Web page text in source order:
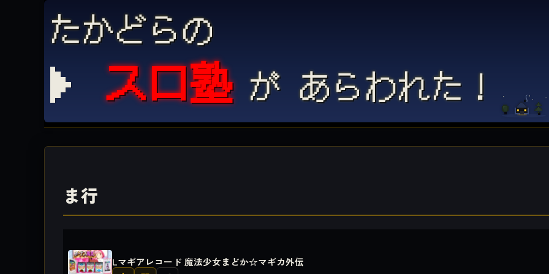
たかどらの
スロ塾が あらわれた！
ま行
Lマギアレコード 魔法少女まどか☆マギカ外伝